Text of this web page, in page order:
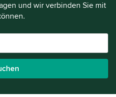
und wir verbinden Sie mit